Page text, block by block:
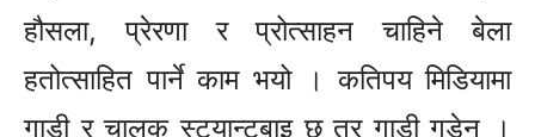
हौसला, प्रेरणा र प्रोत्साहन चाहिने बेला
हतोत्साहित पार्ने काम भयो । कतिपय मिडियामा
गाडी र चालक स्टयान्टबाइ छ तर गाडी गुडेन ।